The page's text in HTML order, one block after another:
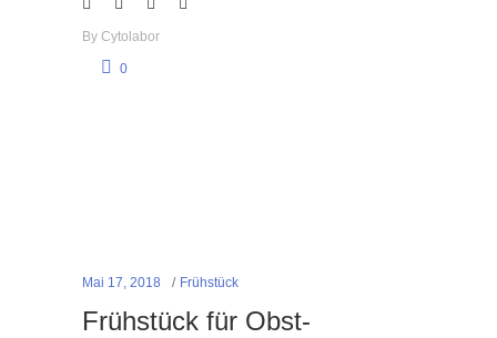
By Cytolabor
0
Mai 17, 2018 Frühstück
Frühstück für Obst-